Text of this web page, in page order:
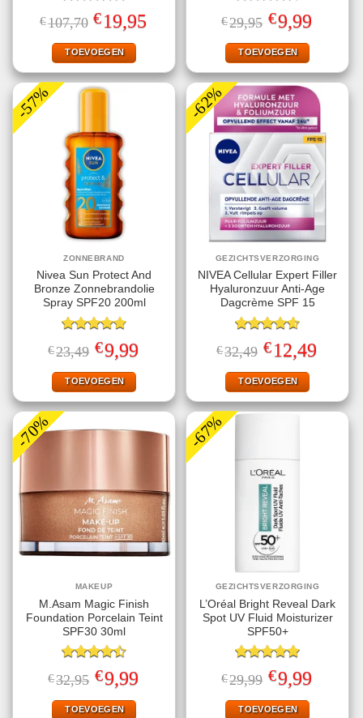
Gewaardeerd
5.00uit 5
€107,70 Oorspronkelijke
prijs
was:
€107,70.
€19,95
TOEVOEGEN
Gewaardeerd
4.50uit 5
€29,95 Oorspronkelijke
prijs
was:
€29,95.
€9,99Huidige
prijs
TOEVOEGEN
-57%
ZONNEBRAND
Nivea Sun Protect And
Bronze Zonnebrandolie
Spray SPF20 200ml
Gewaardeerd
4.78uit 5
€23,49 Oorspronkelijke
prijs
was:
€23,49.
€9,99Huidige
prijs
TOEVOEGEN
-62%
GEZICHTSVERZORGING
NIVEA Cellular Expert Filler
Hyaluronzuur Anti-Age
Dagcrème SPF 15
Gewaardeerd
4.60uit 5
€32,49 Oorspronkelijke
prijs
was:
€32,49.
€12,49Huidige
prijs
TOEVOEGEN
-70%
MAKEUP
M.Asam Magic Finish
Foundation Porcelain Teint
SPF30 30ml
Gewaardeerd
4.50uit 5
€32,95 Oorspronkelijke
prijs
was:
€32,95.
€9,99Huidige
prijs
TOEVOEGEN
-67%
GEZICHTSVERZORGING
L’Oréal Bright Reveal Dark
Spot UV Fluid Moisturizer
SPF50+
Gewaardeerd
5.00uit 5
€29,99 Oorspronkelijke
prijs
was:
€29,99.
€9,99Huidige
prijs
TOEVOEGEN